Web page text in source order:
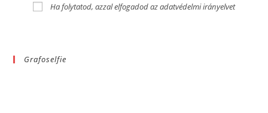
Ha folytatod, azzal elfogadod az adatvédelmi irányelvet
Grafoselfie